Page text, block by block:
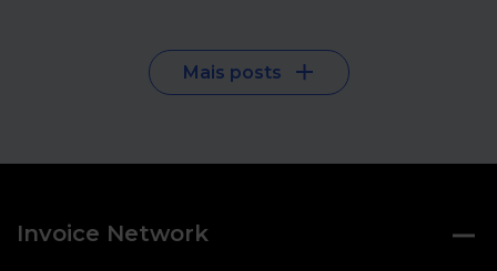
Mais posts
Invoice Network